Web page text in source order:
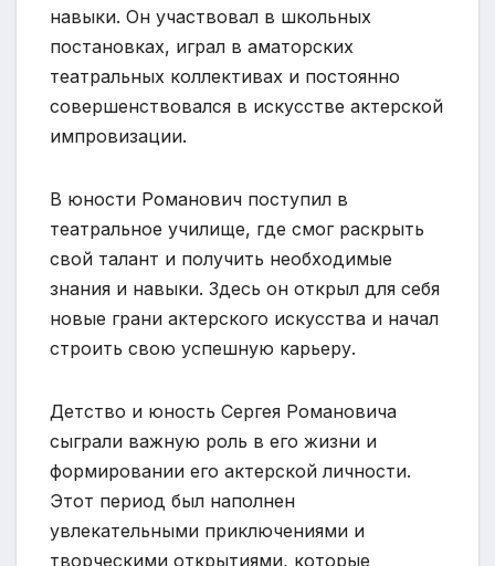
навыки. Он участвовал в школьных
постановках, играл в аматорских
театральных коллективах и постоянно
совершенствовался в искусстве актерской
импровизации.
В юности Романович поступил в
театральное училище, где смог раскрыть
свой талант и получить необходимые
знания и навыки. Здесь он открыл для себя
новые грани актерского искусства и начал
строить свою успешную карьеру.
Детство и юность Сергея Романовича
сыграли важную роль в его жизни и
формировании его актерской личности.
Этот период был наполнен
увлекательными приключениями и
творческими открытиями, которые